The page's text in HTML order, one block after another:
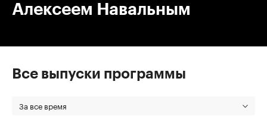
Алексеем Навальным
Все выпуски программы
За все время